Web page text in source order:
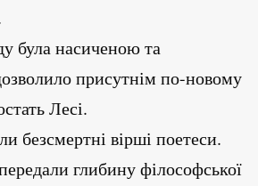
була насиченою та
присутнім по-новому
Лесі.
безсмертні вірші поетеси.
глибину філософської